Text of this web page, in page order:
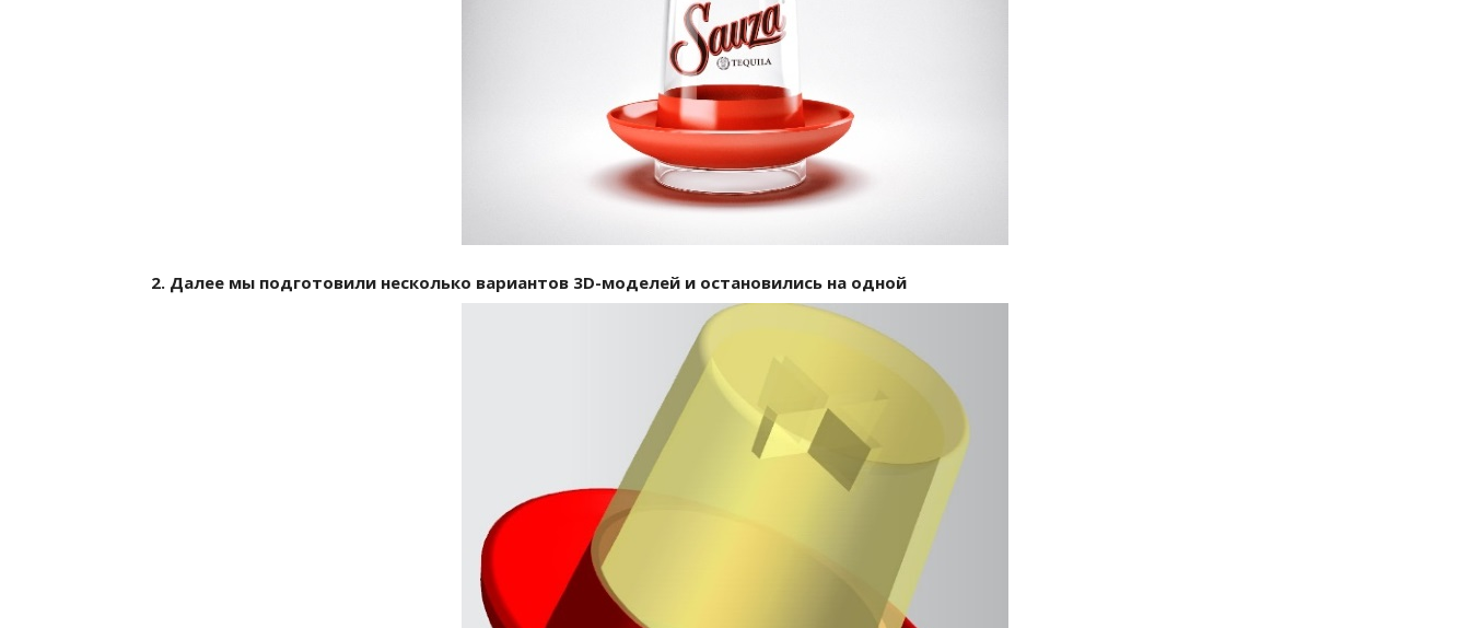
2. Далее мы подготовили несколько вариантов 3D-моделей и остановились на одной